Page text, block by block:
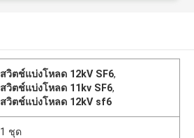
สวิตช์แบ่งโหลด 12kV SF6,
สวิตช์แบ่งโหลด 11kv SF6,
สวิตช์แบ่งโหลด 12kV sf6
1 ชุด